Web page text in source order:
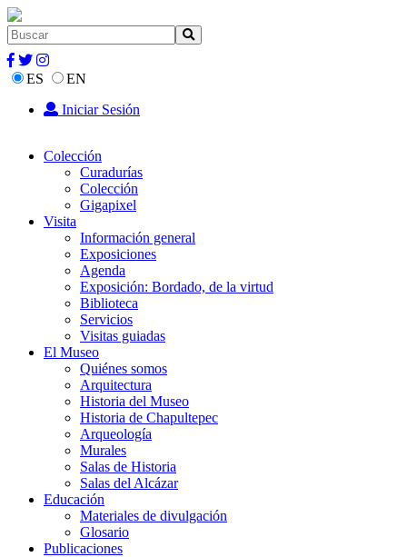
ES
EN
Iniciar Sesión
Colección
Curadurías
Colección
Gigapixel
Visita
Información general
Exposiciones
Agenda
Exposición: Bordado, de la virtud
Biblioteca
Servicios
Visitas guiadas
El Museo
Quiénes somos
Arquitectura
Historia del Museo
Historia de Chapultepec
Arqueología
Murales
Salas de Historia
Salas del Alcázar
Educación
Materiales de divulgación
Glosario
Publicaciones